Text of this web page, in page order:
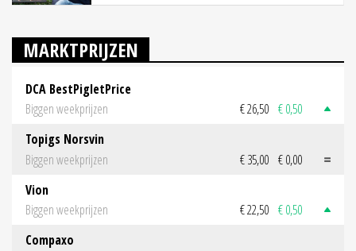
MARKTPRIJZEN
DCA BestPigletPrice
Biggen weekprijzen
€ 26,50 € 0,50
Topigs Norsvin
Biggen weekprijzen
€ 35,00 € 0,00
Vion
Biggen weekprijzen
€ 22,50 € 0,50
Compaxo